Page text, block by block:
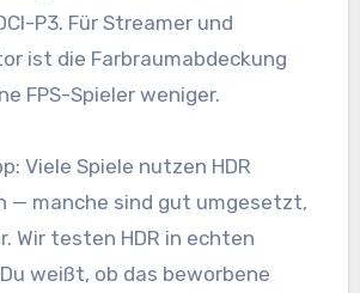
P3. Für Streamer und
ist die Farbraumabdeckung
FPS-Spieler weniger.
Viele Spiele nutzen HDR
— manche sind gut umgesetzt,
Wir testen HDR in echten
weißt, ob das beworbene